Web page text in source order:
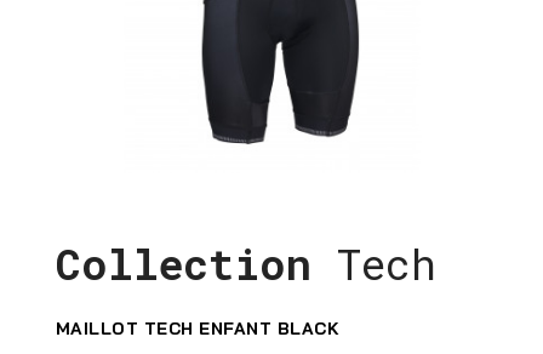
Collection Tech
MAILLOT TECH ENFANT BLACK